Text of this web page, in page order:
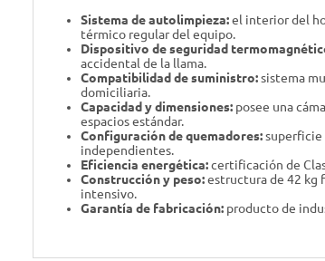
Sistema de autolimpieza:el interior del
térmico regular del equipo.
Dispositivo de seguridad
accidental de la llama.
Compatibilidad de suministro:sistema
domiciliaria.
Capacidad y dimensiones: posee una
espacios estándar.
Configuración de quemadores:superficie
independientes.
Eficiencia energética:certificación de
Construcción y peso:estructura de 42 kg
intensivo.
Garantía de fabricación: producto de